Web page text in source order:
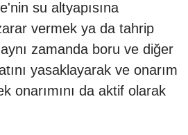
su altyapısına
vermek ya da tahrip
zamanda boru ve diğer
yasaklayarak ve onarım
onarımını da aktif olarak